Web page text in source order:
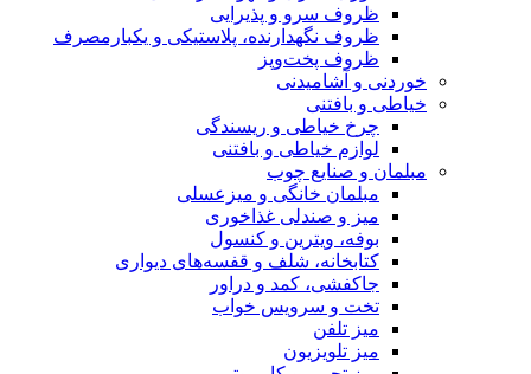
ظروف سرو و پذیرایی
ظروف نگهدارنده، پلاستیکی و یکبارمصرف
ظروف پخت‌وپز
خوردنی و آشامیدنی
خیاطی و بافتنی
چرخ خیاطی و ریسندگی
لوازم خیاطی و بافتنی
مبلمان و صنایع چوب
مبلمان خانگی و میزعسلی
میز و صندلی غذاخوری
بوفه، ویترین و کنسول
کتابخانه، شلف و قفسه‌های دیواری
جاکفشی، کمد و دراور
تخت و سرویس خواب
میز تلفن
میز تلویزیون